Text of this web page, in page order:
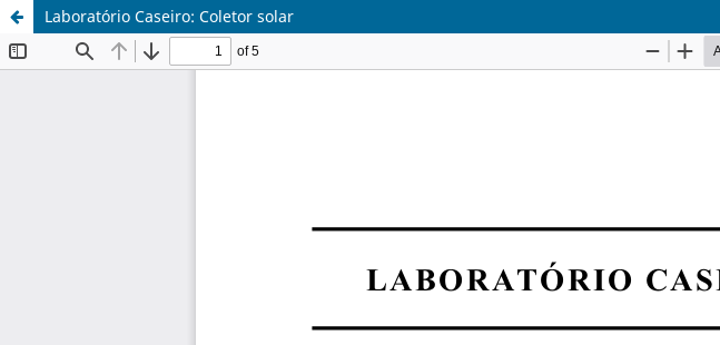
Laboratório Caseiro: Coletor solar